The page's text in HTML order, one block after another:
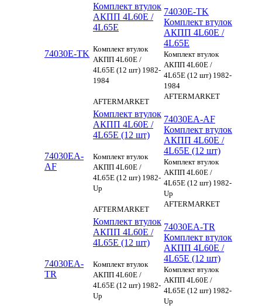
74030E-TK
Комплект втулок
АКПП 4L60E /
4L65E
Комплект втулок
АКПП 4L60E /
4L65E (12 шт) 1982-
1984
AFTERMARKET
74030E-TK
Комплект втулок
АКПП 4L60E /
4L65E
Комплект втулок
АКПП 4L60E /
4L65E (12 шт) 1982-
1984
AFTERMARKET
74030EA-
AF
Комплект втулок
АКПП 4L60E /
4L65E (12 шт)
Комплект втулок
АКПП 4L60E /
4L65E (12 шт) 1982-
Up
AFTERMARKET
74030EA-AF
Комплект втулок
АКПП 4L60E /
4L65E (12 шт)
Комплект втулок
АКПП 4L60E /
4L65E (12 шт) 1982-
Up
AFTERMARKET
74030EA-
TR
Комплект втулок
АКПП 4L60E /
4L65E (12 шт)
Комплект втулок
АКПП 4L60E /
4L65E (12 шт) 1982-
Up
74030EA-TR
Комплект втулок
АКПП 4L60E /
4L65E (12 шт)
Комплект втулок
АКПП 4L60E /
4L65E (12 шт) 1982-
Up